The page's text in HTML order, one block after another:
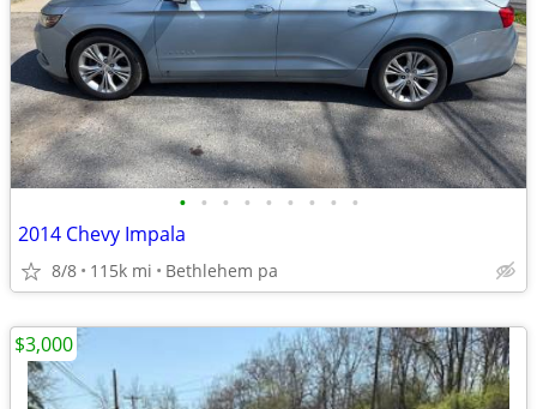
• • • • • • • • •
2014 Chevy Impala
8/8 115k mi Bethlehem pa
$3,000